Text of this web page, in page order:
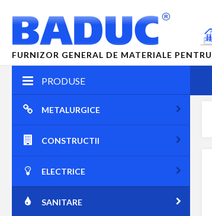
FURNIZOR GENERAL DE MATERIALE
PRODUSE
METALURGICE
CONSTRUCTII
ELECTRICE
SANITARE